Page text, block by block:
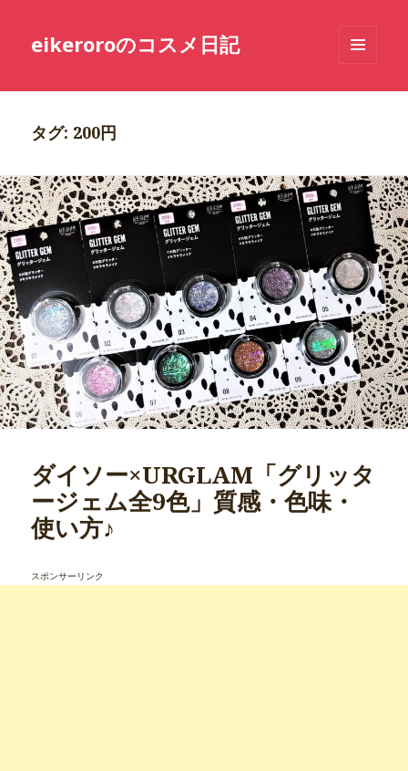
eikeroroのコスメ日記
ーとウ
タグ: 200円
ダイソー×URGLAM「グリッタ
ージェム全9色」質感・色味・
使い方♪
スポンサーリンク